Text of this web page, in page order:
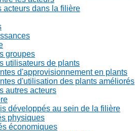
acteurs dans la filière
groupes
utilisateurs de plants
d'approvisionnement en plants
d'utilisation des plants améliorés
autres acteurs
développés au sein de la filière
physiques
économiques